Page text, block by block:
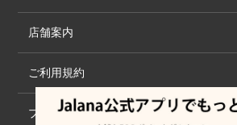
店舗案内
ご利用規約
プライバシーポリシー